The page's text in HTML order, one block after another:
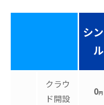
シ
ル
クラウ
ド開設
0円